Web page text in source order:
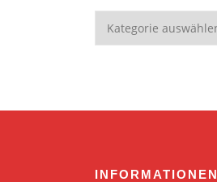
INFORMATIONEN